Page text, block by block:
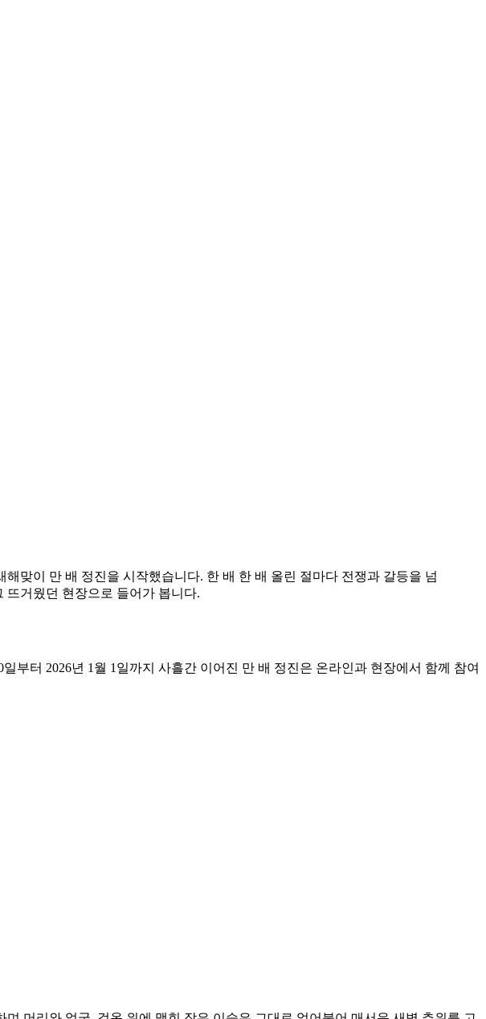
맞이 만 배 정진을 시작했습니다. 한 배 한 배 올린 절마다 전쟁과 갈등을 넘
뜨거웠던 현장으로 들어가 봅니다.
부터 2026년 1월 1일까지 사흘간 이어진 만 배 정진은 온라인과 현장에서 함께 참여